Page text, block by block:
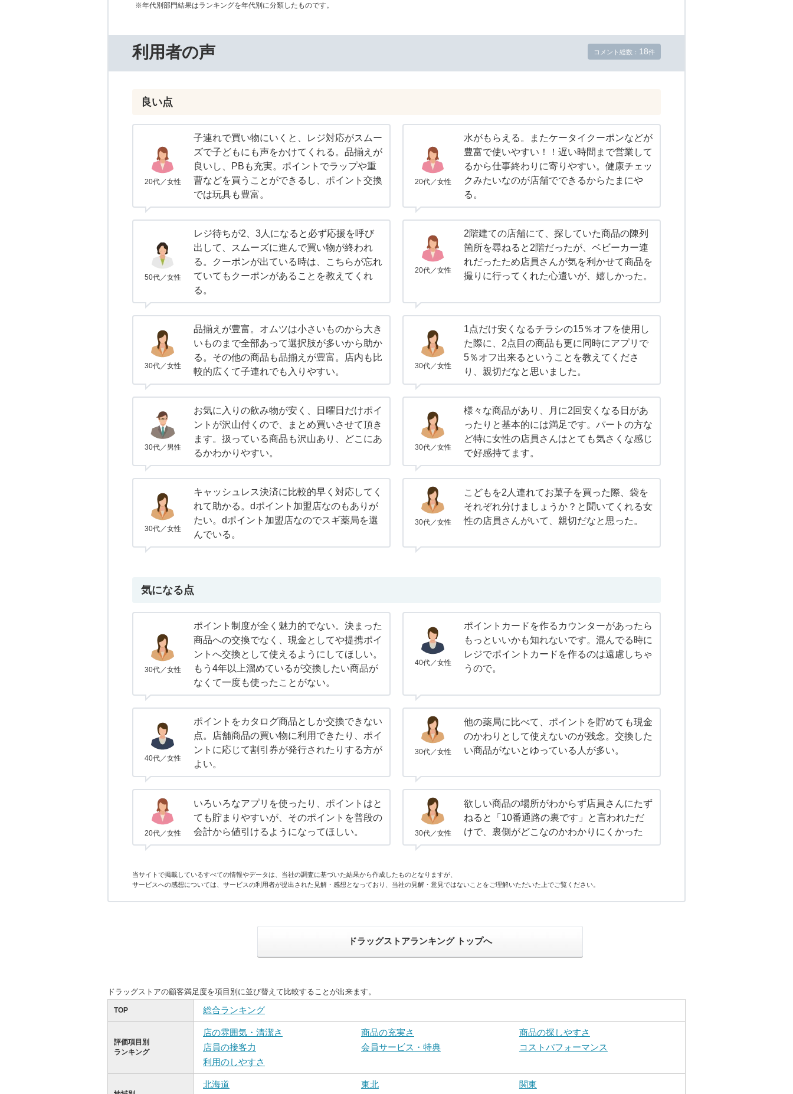
※年代別部門結果はランキングを年代別に分類したものです。
利用者の声 コメント総数： 18件
良い点
20代／女性
子連れで買い物にいくと、レジ対応がスムー
ズで子どもにも声をかけてくれる。品揃えが
良いし、PBも充実。ポイントでラップや重
曹などを買うことができるし、ポイント交換
では玩具も豊富。
20代／女性
水がもらえる。またケータイクーポンなどが
豊富で使いやすい！！遅い時間まで営業して
るから仕事終わりに寄りやすい。健康チェッ
クみたいなのが店舗でできるからたまにや
る。
50代／女性
レジ待ちが2、3人になると必ず応援を呼び
出して、スムーズに進んで買い物が終われ
る。クーポンが出ている時は、こちらが忘れ
ていてもクーポンがあることを教えてくれ
る。
20代／女性
2階建ての店舗にて、探していた商品の陳列
箇所を尋ねると2階だったが、ベビーカー連
れだったため店員さんが気を利かせて商品を
撮りに行ってくれた心遣いが、嬉しかった。
30代／女性
品揃えが豊富。オムツは小さいものから大き
いものまで全部あって選択肢が多いから助か
る。その他の商品も品揃えが豊富。店内も比
較的広くて子連れでも入りやすい。
30代／女性
1点だけ安くなるチラシの15％オフを使用し
た際に、2点目の商品も更に同時にアプリで
5％オフ出来るということを教えてくださ
り、親切だなと思いました。
30代／男性
お気に入りの飲み物が安く、日曜日だけポイ
ントが沢山付くので、まとめ買いさせて頂き
ます。扱っている商品も沢山あり、どこにあ
るかわかりやすい。
30代／女性
様々な商品があり、月に2回安くなる日があ
ったりと基本的には満足です。パートの方な
ど特に女性の店員さんはとても気さくな感じ
で好感持てます。
30代／女性
キャッシュレス決済に比較的早く対応してく
れて助かる。dポイント加盟店なのもありが
たい。dポイント加盟店なのでスギ薬局を選
んでいる。
30代／女性
こどもを2人連れてお菓子を買った際、袋を
それぞれ分けましょうか？と聞いてくれる女
性の店員さんがいて、親切だなと思った。
気になる点
30代／女性
ポイント制度が全く魅力的でない。決まった
商品への交換でなく、現金としてや提携ポイ
ントへ交換として使えるようにしてほしい。
もう4年以上溜めているが交換したい商品が
なくて一度も使ったことがない。
40代／女性
ポイントカードを作るカウンターがあったら
もっといいかも知れないです。混んでる時に
レジでポイントカードを作るのは遠慮しちゃ
うので。
40代／女性
ポイントをカタログ商品としか交換できない
点。店舗商品の買い物に利用できたり、ポイ
ントに応じて割引券が発行されたりする方が
よい。
30代／女性
他の薬局に比べて、ポイントを貯めても現金
のかわりとして使えないのが残念。交換した
い商品がないとゆっている人が多い。
20代／女性
いろいろなアプリを使ったり、ポイントはと
ても貯まりやすいが、そのポイントを普段の
会計から値引けるようになってほしい。
30代／女性
欲しい商品の場所がわからず店員さんにたず
ねると「10番通路の裏です」と言われただ
けで、裏側がどこなのかわかりにくかった
当サイトで掲載しているすべての情報やデータは、当社の調査に基づいた結果から作成したものとなりますが、
サービスへの感想については、サービスの利用者が提出された見解・感想となっており、当社の見解・意見ではないことをご理解いただいた上でご覧ください。
ドラッグストアランキング トップへ
ドラッグストアの顧客満足度を項目別に並び替えて比較することが出来ます。
TOP 総合ランキング
評価項目別
ランキング
店の雰囲気・清潔さ 商品の充実さ
商品の探しやすさ
店員の接客力
会員サービス・特典
コストパフォーマンス
利用のしやすさ
北海道 東北
関東